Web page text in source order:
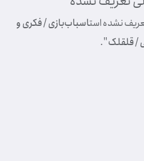
نشده استاسباب‌بازی / فکری و
/ قلقلک".